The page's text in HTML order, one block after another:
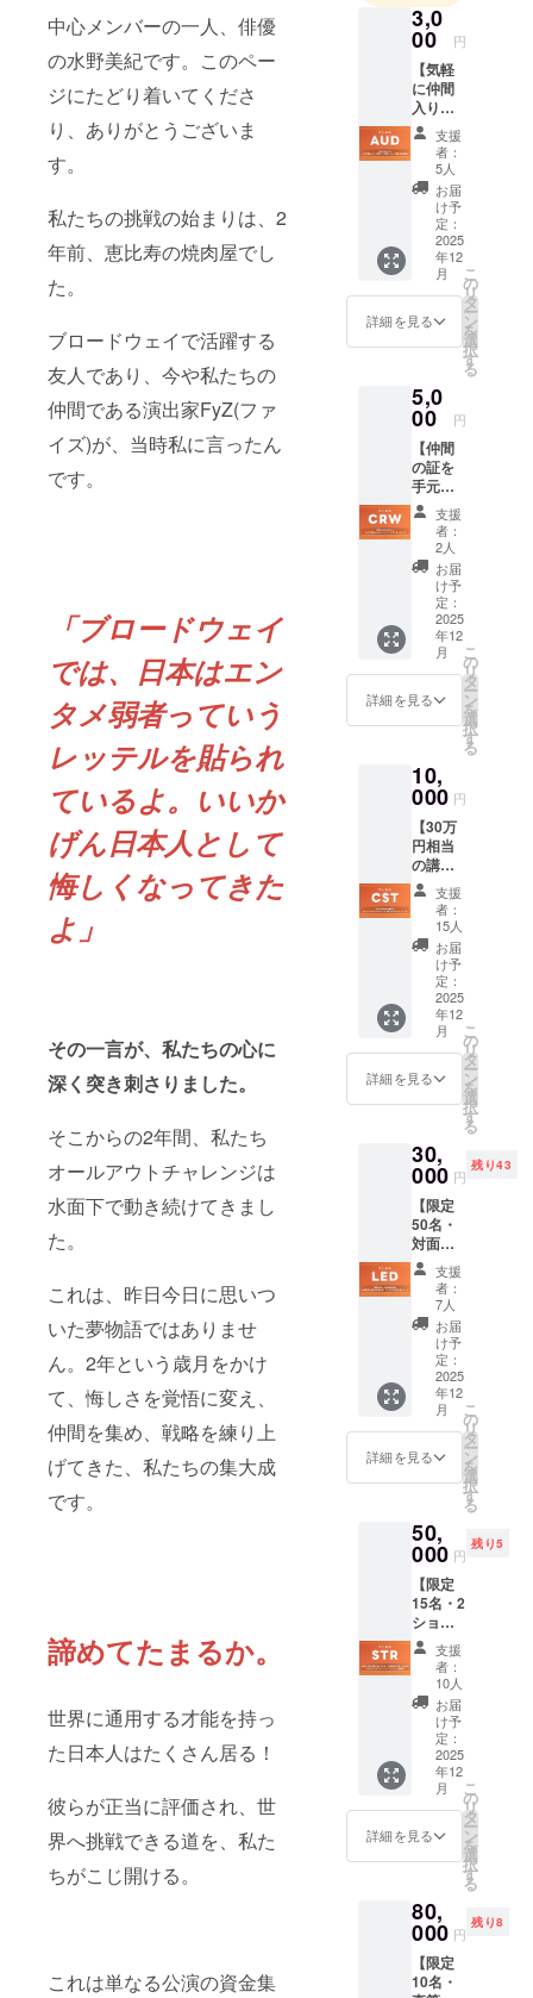
中心メンバーの一人、俳優
の水野美紀です。このペー
ジにたどり着いてくださ
り、ありがとうございま
す。
私たちの挑戦の始まりは、2
年前、恵比寿の焼肉屋でし
た。
ブロードウェイで活躍する
友人であり、今や私たちの
仲間である演出家FyZ(ファ
イズ)が、当時私に言ったん
です。
「ブロードウェイ
では、日本はエン
タメ弱者っていう
レッテルを貼られ
ているよ。いいか
げん日本人として
悔しくなってきた
よ」
その一言が、私たちの心に
深く突き刺さりました。
そこからの2年間、私たち
オールアウトチャレンジは
水面下で動き続けてきまし
た。
これは、昨日今日に思いつ
いた夢物語ではありませ
ん。2年という歳月をかけ
て、悔しさを覚悟に変え、
仲間を集め、戦略を練り上
げてきた、私たちの集大成
です。
諦めてたまるか。
世界に通用する才能を持っ
た日本人はたくさん居る！
彼らが正当に評価され、世
界へ挑戦できる道を、私た
ちがこじ開ける。
これは単なる公演の資金集
3,0
00 円
【気軽
に仲間
入り】
AOC創
設メン
バー応
援コー
ス｜感
謝メッ
セージ
動画＆
限定壁
紙 ◆リ
ターン
説明文
このリ
の特別
価値 ま
ずは
「共に
戦う」
とい
う、あ
なたの
熱い想
いを見
せてく
ださ
い！ こ
の挑戦
の最初
の仲間
とし
未来へ
の第一
歩を踏
み出す
ための
プラン
です。
あなた
からの
応援
が、私
たちの
何より
の力に
なりま
す。 ◆
お届け
典：水
野美紀
からの
「あり
がと
う」
メッ
セージ
動画
（共
通・3分
程度）
・特典
1：この
挑戦の
ル！オ
リジナ
紙（ス
マート
フォン
用） ・
特典2：
活動報
告
（CAM
PFIRE
のレ
ポート
機能に
て随時
ご報告
しま
限定
性・希
単なる
クラウ
ドファ
ンディ
ングで
支援
者：
5人
お届
け予
定：
2025
年12
月
詳細を見る
こ
の
リ
タ
ー
ン
を
選
択
す
る
5,0
00 円
【仲間
の証を
手元
に】
AOC創
設メン
バー
シッ
プ・ス
テッ
カー
コース
◆リ
ターン
説明文
このリ
の特別
価値 私
たちの
「総力
戦」の
仲間で
ある証
を、形
にして
お届け
しま
す。こ
のロゴ
を目に
するた
びに、2
年越し
歴史的
な瞬間
と、あ
なたが
その当
事者で
あった
ことを
思い出
せる、
特別な
プラン
です。
◆お届
け内容
詳細 ・
メイン
ある
証。
「礎の
響」
「AOC
」オリ
ジナル
ステッ
カー
セット
<下記も
含まれ
ます>
・メイ
ン特
野美紀
からの
う」
メッ
セージ
動画
（共
支援
者：
2人
お届
け予
定：
2025
年12
月
詳細を見る
こ
の
リ
タ
ー
ン
を
選
択
す
る
10,
000 円
【30万
円相当
の講座
付】
AOCイ
ンサイ
ドアク
セス＆
次世代
スキル
アップ
コース
◆リ
ターン
説明文
このリ
の特別
価値 ※
チケッ
トは完
売！だ
からこ
そ価値
があ
る、最
も深く
プロ
ジェク
トに関
われる
プラン
です！
私たち
の枠に
留まり
ませ
ん。こ
のコー
スで
は、公
演の裏
側を共
有する
だけで
なく、
共同創
設者・
田中幸
一郎に
よる、
1,000人
た生成
AI講座
（30万
円相
当）を
支援
者：
15人
お届
け予
定：
2025
年12
月
詳細を見る
こ
の
リ
タ
ー
ン
を
選
択
す
る
30,
000 円
残り43
【限定
50名・
対面報
告会
込】水
野美紀
の熱量
を直接
体感！
プレミ
アム報
告会参
加コー
ス リ
ターン
説明文
ターン
の特別
価値 オ
ンライ
ンでは
決して
伝えき
れな
い、私
たちの
熱量、
覚悟、
そして
未来へ
の希望
を、同
じ空間
公演の
裏側で
何が起
きてい
たの
支援
者：
7人
お届
け予
定：
2025
年12
月
詳細を見る
こ
の
リ
タ
ー
ン
を
選
択
す
る
50,
000 円
残り5
【限定
15名・2
ショッ
ト撮影
付】水
野美紀
と歩む
『総力
戦』サ
ポー
ター
コース
リター
ン説明
文 この
リター
別価値
この歴
史的な
挑戦の
始まり
支援
者：
10人
お届
け予
定：
2025
年12
月
詳細を見る
こ
の
リ
タ
ー
ン
を
選
択
す
る
80,
000 円
残り8
【限定
10名・